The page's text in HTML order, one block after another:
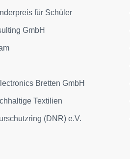
für Schüler
GmbH
Bretten GmbH
Textilien
(DNR) e.V.